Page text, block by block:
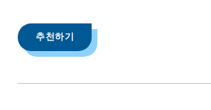
추천하기